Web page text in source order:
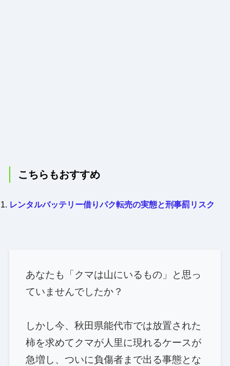
こちらもおすすめ
レンタルバッテリー借りパク転売の実態と刑事罰リスク
あなたも「クマは山にいるもの」と思っ
ていませんでしたか？
しかし今、秋田県能代市では放置された
柿を求めてクマが人里に現れるケースが
急増し、ついに負傷者まで出る事態とな